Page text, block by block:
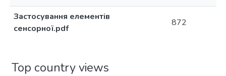
Застосування елементів
сенсорної.pdf
872
Top country views